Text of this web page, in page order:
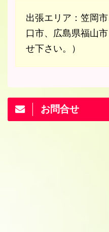
出張エリア：笠岡
口市、広島県福山
せ下さい。）
お問合せ